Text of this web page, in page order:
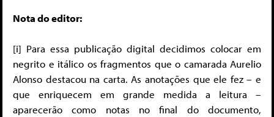
Nota do editor:
[i] Para essa publicação digital decidimos colocar em
negrito e itálico os fragmentos que o camarada Aurelio
Alonso destacou na carta. As anotações que ele fez – e
que enriquecem em grande medida a leitura –
aparecerão como notas no final do documento,